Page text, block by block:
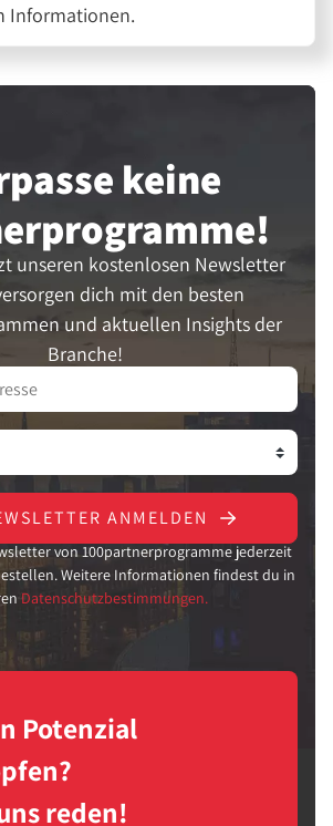
Informationen.
keine
unseren kostenlosen Newsletter
dich mit den besten
und aktuellen Insights der
Branche!
ANMELDEN
von 100partnerprogramme jederzeit
Weitere Informationen findest du in
Datenschutzbestimmungen.
Potenzial
reden!